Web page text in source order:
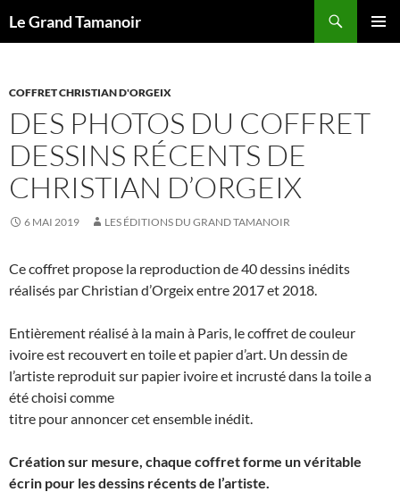
Le Grand Tamanoir
COFFRET CHRISTIAN D'ORGEIX
DES PHOTOS DU COFFRET
DESSINS RÉCENTS DE
CHRISTIAN D’ORGEIX
6 MAI 2019 LES ÉDITIONS DU GRAND TAMANOIR
Ce coffret propose la reproduction de 40 dessins inédits
réalisés par Christian d’Orgeix entre 2017 et 2018.
Entièrement réalisé à la main à Paris, le coffret de couleur
ivoire est recouvert en toile et papier d’art. Un dessin de
l’artiste reproduit sur papier ivoire et incrusté dans la toile a
été choisi comme
titre pour annoncer cet ensemble inédit.
Création sur mesure, chaque coffret forme un véritable
écrin pour les dessins récents de l’artiste.